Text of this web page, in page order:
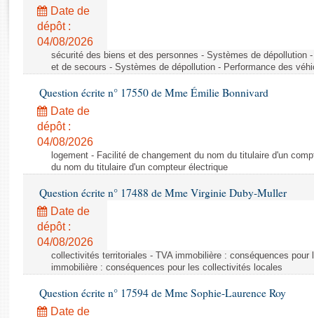
Rapports législatifs
Rapports sur l'application des lois
Baromètre de l’application des lois
Dossiers législatifs
Budget et sécurité sociale
Questions écrites et orales
Comptes rendus des débats
Date de
dépôt :
04/08/2026
sécurité des biens et des personnes - Systèmes de dépollution
et de secours - Systèmes de dépollution - Performance des
Question écrite n° 17550 de Mme Émilie Bonnivard
Date de
dépôt :
04/08/2026
logement - Facilité de changement du nom du titulaire d'un
du nom du titulaire d'un compteur électrique
Question écrite n° 17488 de Mme Virginie Duby-Muller
Date de
dépôt :
04/08/2026
collectivités territoriales - TVA immobilière : conséquences
immobilière : conséquences pour les collectivités locales
Question écrite n° 17594 de Mme Sophie-Laurence Roy
Date de